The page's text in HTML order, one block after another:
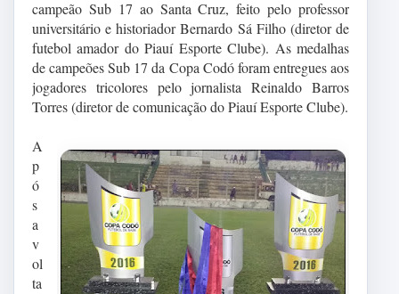
campeão Sub 17 ao Santa Cruz, feito pelo professor
universitário e historiador Bernardo Sá Filho (diretor de
futebol amador do Piauí Esporte Clube). As medalhas
de campeões Sub 17 da Copa Codó foram entregues aos
jogadores tricolores pelo jornalista Reinaldo Barros
Torres (diretor de comunicação do Piauí Esporte Clube).
A
p
ó
s
a
v
ol
ta